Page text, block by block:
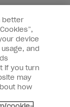
better
device
and
if you turn
may
how